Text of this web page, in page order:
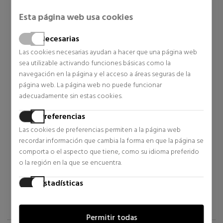
Esta página web usa cookies
Necesarias
Las cookies necesarias ayudan a hacer que una página web
sea utilizable activando funciones básicas como la
navegación en la página y el acceso a áreas seguras de la
página web. La página web no puede funcionar
adecuadamente sin estas cookies.
Preferencias
Las cookies de preferencias permiten a la página web
recordar información que cambia la forma en que la página se
comporta o el aspecto que tiene, como su idioma preferido
o la región en la que se encuentra.
Estadísticas
web a comprender cómo interactúan los visitantes con las
páginas web reuniendo y proporcionando información de
Permitir todas
BETER
YOUTH COLOR ESMALTE DE
UÑAS COLOR +
TRATAMIENTO
TORTALECEDOR
Laca de uñas
5,50 €
0 opiniones
LATTAFA
Perfumes Mujer
5,65 € 29% DTO.
Precio habitual 7,95 €
0 opiniones